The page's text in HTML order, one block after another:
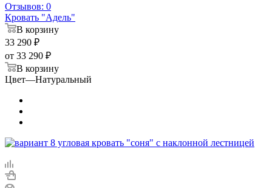
Отзывов: 0
Кровать "Адель"
В корзину
33 290 ₽
от 33 290 ₽
В корзину
Цвет—Натуральный